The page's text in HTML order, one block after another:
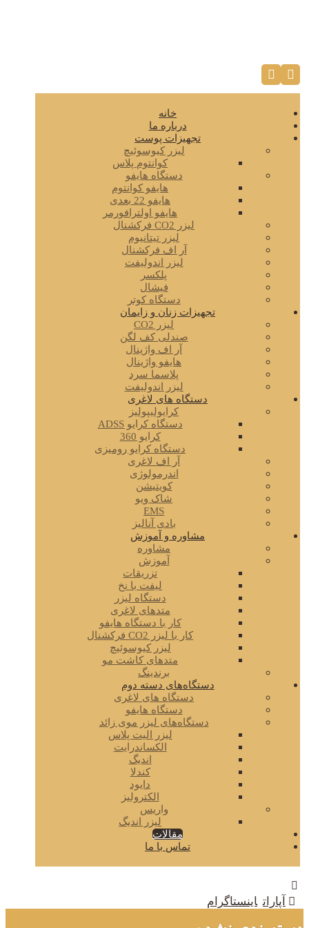
خانه
درباره ما
تجهیزات پوست
لیزر کیوسوئیچ
کوانتوم پلاس
دستگاه هایفو
هایفو کوانتوم
هایفو 22 بعدی
هایفو اولترافورمر
لیزر CO2 فرکشنال
لیزر تیتانیوم
آر اف فرکشنال
لیزر اندولیفت
پلکسر
فیشال
دستگاه کوتر
تجهیزات زنان و زایمان
لیزر CO2
صندلی کف لگن
آر اف واژینال
هایفو واژینال
پلاسما سرد
لیزر اندولیفت
دستگاه های لاغری
کرایولیپولیز
دستگاه کرایو ADSS
کرایو 360
دستگاه کرایو رومیزی
آر اف لاغری
اندرمولوژی
کویتیشن
شاک ویو
EMS
بادی آنالیز
مشاوره و آموزش
مشاوره
آموزش
تزریقات
لیفت با نخ
دستگاه لیزر
متدهای لاغری
کار با دستگاه هایفو
کار با لیزر CO2 فرکشنال
لیزر کیوسوئیچ
متدهای کاشت مو
برندینگ
دستگاه‌های دسته دوم
دستگاه های لاغری
دستگاه هایفو
دستگاه‌های لیزر موی زائد
لیزر الیت پلاس
الکساندرایت
اندیگ
کندلا
دایود
الکترولیز
واریس
لیزر اندیگ
مقالات
تماس با ما
آپارات اینستاگرام